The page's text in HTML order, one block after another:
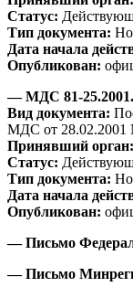
Статус:
Тип документа:
Дата начала
Опубликован:
— МДС 81-25.2001.
Вид документа:
МДС от 28.02.2001
Принявший орган:
Статус:
Тип документа:
Дата начала
Опубликован:
— Письмо
— Письмо